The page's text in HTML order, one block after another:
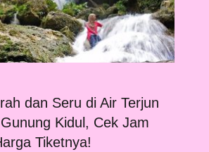
dan Seru di Air Terjun
Kidul, Cek Jam
Tiketnya!